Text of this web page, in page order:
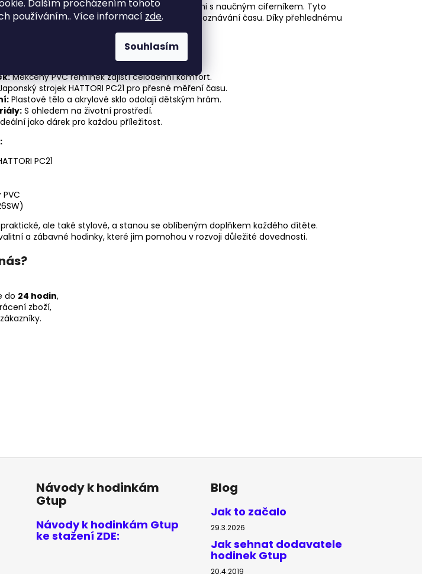
Dalším procházením tohoto
používáním.. Více informací zde.
Souhlasím
dobrodružství s našimi dětskými hodinkami s naučným ciferníkem. Tyto
tak, aby dětem usnadnily první kroky v poznávání času. Díky přehlednému
Měkčený PVC řemínek zajistí celodenní komfort.
strojek HATTORI PC21 pro přesné měření času.
Plastové tělo a akrylové sklo odolají dětským hrám.
S ohledem na životní prostředí.
jako dárek pro každou příležitost.
PC21
ale také stylové, a stanou se oblíbeným doplňkem každého dítěte.
a zábavné hodinky, které jim pomohou v rozvoji důležité dovednosti.
do 24 hodin,
zboží,
Návody k hodinkám
Gtup
Návody k hodinkám Gtup
ke stažení ZDE:
Blog
Jak to začalo
29.3.2026
Jak sehnat dodavatele
hodinek Gtup
20.4.2019